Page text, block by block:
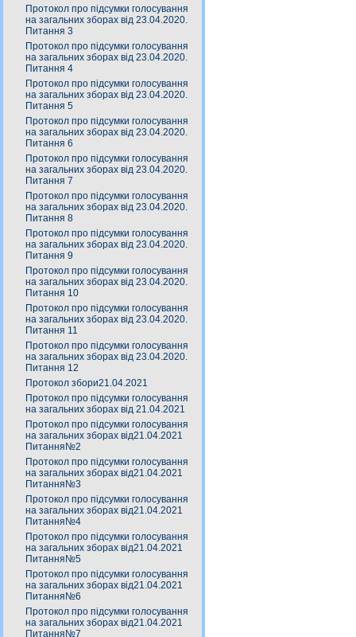
Протокол про підсумки голосування
на загальних зборах від 23.04.2020.
Питання 3
Протокол про підсумки голосування
на загальних зборах від 23.04.2020.
Питання 4
Протокол про підсумки голосування
на загальних зборах від 23.04.2020.
Питання 5
Протокол про підсумки голосування
на загальних зборах від 23.04.2020.
Питання 6
Протокол про підсумки голосування
на загальних зборах від 23.04.2020.
Питання 7
Протокол про підсумки голосування
на загальних зборах від 23.04.2020.
Питання 8
Протокол про підсумки голосування
на загальних зборах від 23.04.2020.
Питання 9
Протокол про підсумки голосування
на загальних зборах від 23.04.2020.
Питання 10
Протокол про підсумки голосування
на загальних зборах від 23.04.2020.
Питання 11
Протокол про підсумки голосування
на загальних зборах від 23.04.2020.
Питання 12
Протокол збори21.04.2021
Протокол про підсумки голосування
на загальних зборах від 21.04.2021
Протокол про підсумки голосування
на загальних зборах від21.04.2021
Питання№2
Протокол про підсумки голосування
на загальних зборах від21.04.2021
Питання№3
Протокол про підсумки голосування
на загальних зборах від21.04.2021
Питання№4
Протокол про підсумки голосування
на загальних зборах від21.04.2021
Питання№5
Протокол про підсумки голосування
на загальних зборах від21.04.2021
Питання№6
Протокол про підсумки голосування
на загальних зборах від21.04.2021
Питання№7